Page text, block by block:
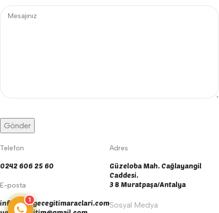
Telefon
0242 606 25 60
E-posta
info@yengecegitimaraclari.com
Adres
Güzeloba Mah. Cağlayangil
Caddesi.
3 B Muratpaşa/Antalya
Sosyal Medya
1